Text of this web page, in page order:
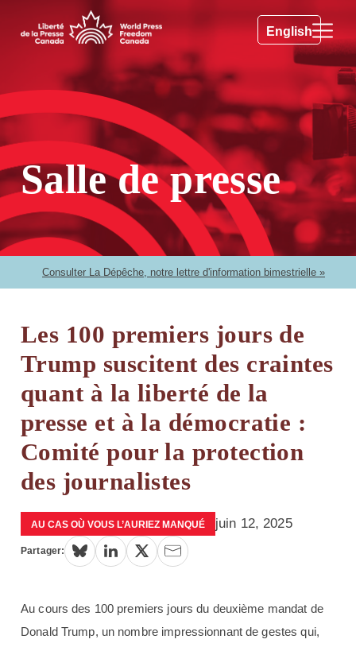
English
Salle de presse
Consulter La Dépêche, notre lettre d'information bimestrielle »
Les 100 premiers jours de
Trump suscitent des craintes
quant à la liberté de la
presse et à la démocratie :
Comité pour la protection
des journalistes
AU CAS OÙ VOUS L’AURIEZ MANQUÉ juin 12, 2025
Partager:
Au cours des 100 premiers jours du deuxième mandat de
Donald Trump, un nombre impressionnant de gestes qui,